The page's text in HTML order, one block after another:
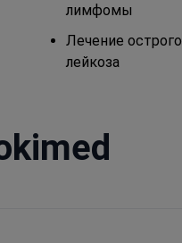
лимфомы
Лечение
лейкоза